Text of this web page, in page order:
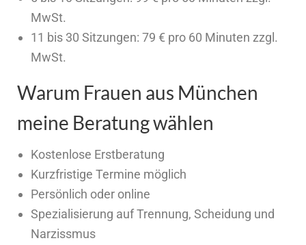
MwSt.
11 bis 30 Sitzungen: 79 € pro 60 Minuten zzgl.
MwSt.
Warum Frauen aus München
meine Beratung wählen
Kostenlose Erstberatung
Kurzfristige Termine möglich
Persönlich oder online
Spezialisierung auf Trennung, Scheidung und
Narzissmus